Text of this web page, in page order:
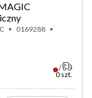
0169288
0 szt.